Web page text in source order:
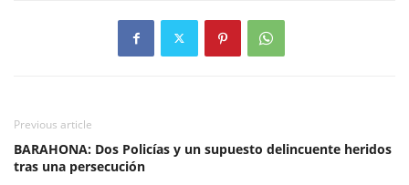
Previous article
BARAHONA: Dos Policías y un supuesto delincuente heridos
tras una persecución